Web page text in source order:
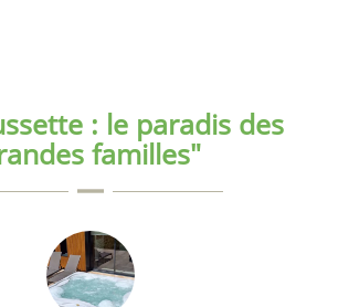
: le paradis des
familles"